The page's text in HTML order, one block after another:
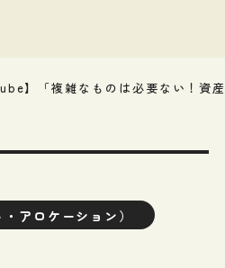
】「複雑なものは必要ない！資
アロケーション）